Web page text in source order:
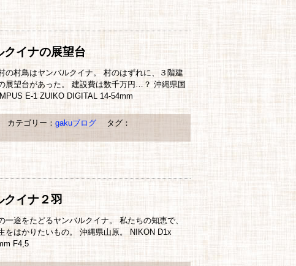
クイナの展望台
の村鳥はヤンバルクイナ。 村のはずれに、３階建
展望台があった。 建設費は数千万円…？ 沖縄県国
E-1 ZUIKO DIGITAL 14-54mm
カテゴリー： gakuブログ タグ：
クイナ２羽
一途をたどるヤンバルクイナ。 私たちの知恵で、
をはかりたいもの。 沖縄県山原。 NIKON D1x
F4,5